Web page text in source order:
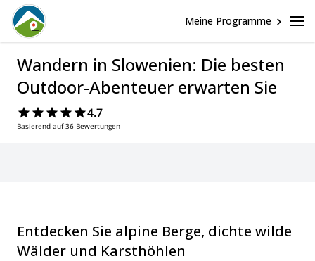
Meine Programme
Wandern in Slowenien: Die besten
Outdoor-Abenteuer erwarten Sie
4.7
Basierend auf 36 Bewertungen
Entdecken Sie alpine Berge, dichte wilde
Wälder und Karsthöhlen